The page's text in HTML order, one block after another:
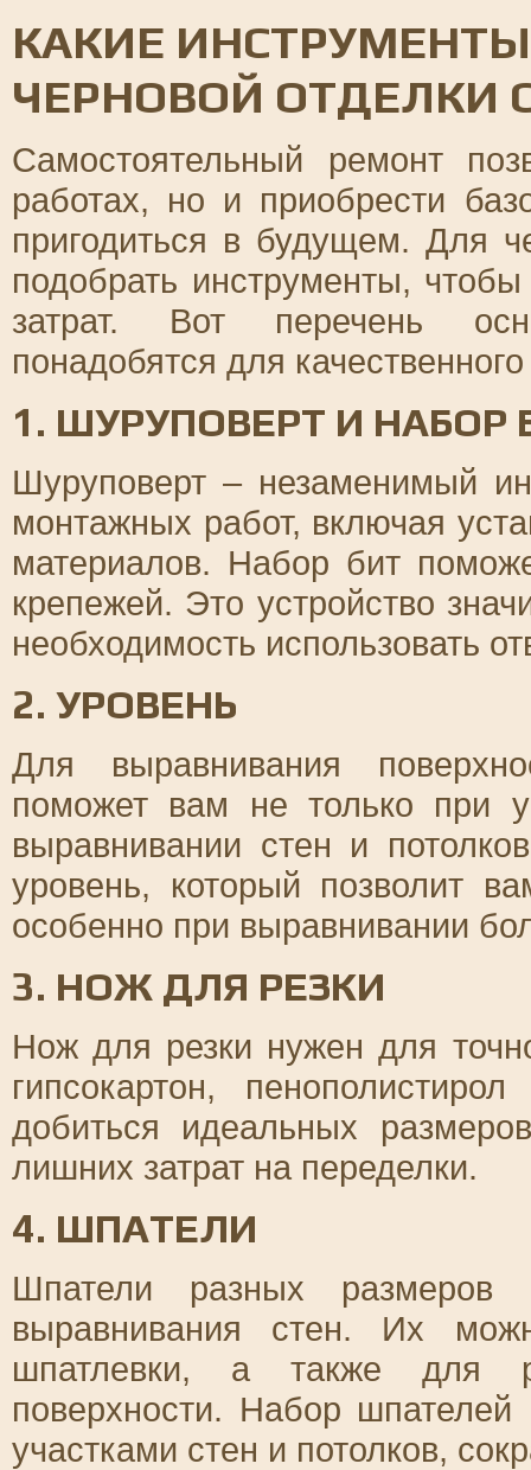
КАКИЕ
ЧЕРНОВОЙ ОТДЕЛКИ
Самостоятельный ремонт
работах, но и приобрести
пригодиться в будущем. Для
подобрать инструменты,
затрат. Вот перечень
понадобятся для
1. ШУРУПОВЕРТ И НАБОР
Шуруповерт – незаменимый
монтажных работ, включая
материалов. Набор бит
крепежей. Это устройство
необходимость использовать
2. УРОВЕНЬ
Для выравнивания
поможет вам не только при
выравнивании стен и
уровень, который позволит
особенно при выравнивании
3. НОЖ ДЛЯ РЕЗКИ
Нож для резки нужен для
гипсокартон,
добиться идеальных
лишних затрат на переделки.
4. ШПАТЕЛИ
Шпатели разных
выравнивания стен. Их
шпатлевки, а также для
поверхности. Набор
участками стен и потолков,